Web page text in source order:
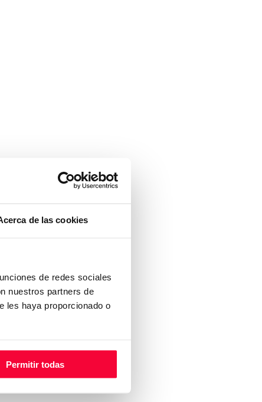
de las cookies
de redes sociales
nuestros partners de
les haya proporcionado o
Permitir todas